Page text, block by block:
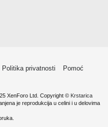
Politika privatnosti
Pomoć
XenForo Ltd. Copyright © Krstarica
je reprodukcija u celini i u delovima